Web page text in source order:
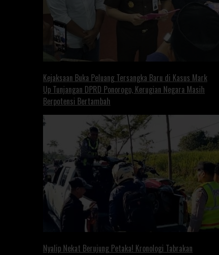
Kejaksaan Buka Peluang Tersangka Baru di Kasus Mark
Up Tunjangan DPRD Ponorogo, Kerugian Negara Masih
Berpotensi Bertambah
Nyalip Nekat Berujung Petaka! Kronologi Tabrakan